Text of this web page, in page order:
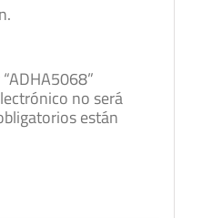
no será
están